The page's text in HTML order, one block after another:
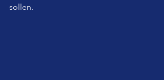
sollen.